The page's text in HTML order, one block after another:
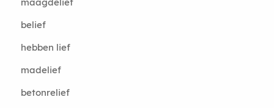
belief
hebben lief
madelief
betonrelief